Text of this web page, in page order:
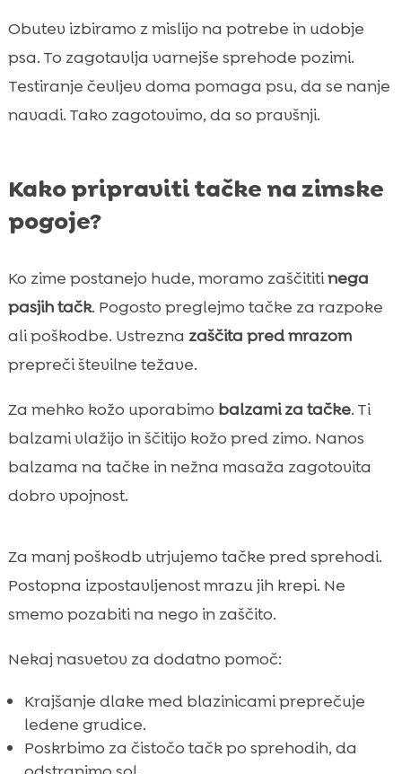
Obutev izbiramo z mislijo na potrebe in udobje
psa. To zagotavlja varnejše sprehode pozimi.
Testiranje čevljev doma pomaga psu, da se nanje
navadi. Tako zagotovimo, da so pravšnji.
Kako pripraviti tačke na zimske
pogoje?
Ko zime postanejo hude, moramo zaščititinega
pasjih tačk. Pogosto preglejmo tačke za razpoke
ali poškodbe. Ustrezna zaščita pred mrazom
prepreči številne težave.
Za mehko kožo uporabimo balzami za tačke. Ti
balzami vlažijo in ščitijo kožo pred zimo. Nanos
balzama na tačke in nežna masaža zagotovita
dobro vpojnost.
Za manj poškodb utrjujemo tačke pred sprehodi.
Postopna izpostavljenost mrazu jih krepi. Ne
smemo pozabiti na nego in zaščito.
Nekaj nasvetov za dodatno pomoč:
Krajšanje dlake med blazinicami preprečuje
ledene grudice.
Poskrbimo za čistočo tačk po sprehodih, da